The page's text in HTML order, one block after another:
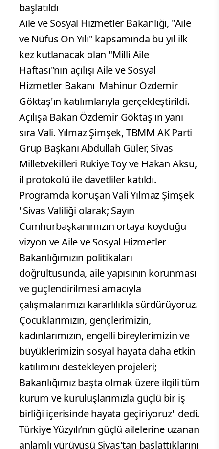
başlatıldı
Aile ve Sosyal Hizmetler Bakanlığı, "Aile
ve Nüfus On Yılı" kapsamında bu yıl ilk
kez kutlanacak olan "Milli Aile
Haftası"nın açılışı Aile ve Sosyal
Hizmetler Bakanı Mahinur Özdemir
Göktaş'ın katılımlarıyla gerçekleştirildi.
Açılışa Bakan Özdemir Göktaş'ın yanı
sıra Vali. Yılmaz Şimşek, TBMM AK Parti
Grup Başkanı Abdullah Güler, Sivas
Milletvekilleri Rukiye Toy ve Hakan Aksu,
il protokolü ile davetliler katıldı.
Programda konuşan Vali Yılmaz Şimşek
"Sivas Valiliği olarak; Sayın
Cumhurbaşkanımızın ortaya koyduğu
vizyon ve Aile ve Sosyal Hizmetler
Bakanlığımızın politikaları
doğrultusunda, aile yapısının korunması
ve güçlendirilmesi amacıyla
çalışmalarımızı kararlılıkla sürdürüyoruz.
Çocuklarımızın, gençlerimizin,
kadınlarımızın, engelli bireylerimizin ve
büyüklerimizin sosyal hayata daha etkin
katılımını destekleyen projeleri;
Bakanlığımız başta olmak üzere ilgili tüm
kurum ve kuruluşlarımızla güçlü bir iş
birliği içerisinde hayata geçiriyoruz" dedi.
Türkiye Yüzyılı’nın güçlü ailelerine uzanan
anlamlı yürüyüşü Sivas'tan başlattıklarını